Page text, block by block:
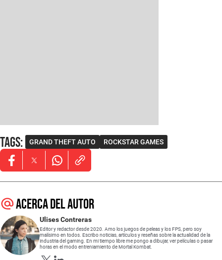
Tags: GRAND THEFT AUTO ROCKSTAR GAMES
Opens in new window
Opens in new window
Opens in new window
Acerca del autor
Ulises Contreras
Editor y redactor desde 2020. Amo los juegos de peleas y los FPS, pero soy
malísimo en todos. Escribo noticias, artículos y reseñas sobre la actualidad de la
industria del gaming. En mi tiempo libre me pongo a dibujar, ver películas o pasar
horas en el modo entreniamiento de Mortal Kombat.